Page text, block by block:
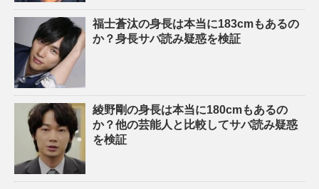
福士蒼汰の身長は本当に183cmもあるの
か？身長サバ読み疑惑を検証
綾野剛の身長は本当に180cmもあるの
か？他の芸能人と比較してサバ読み疑惑
を検証